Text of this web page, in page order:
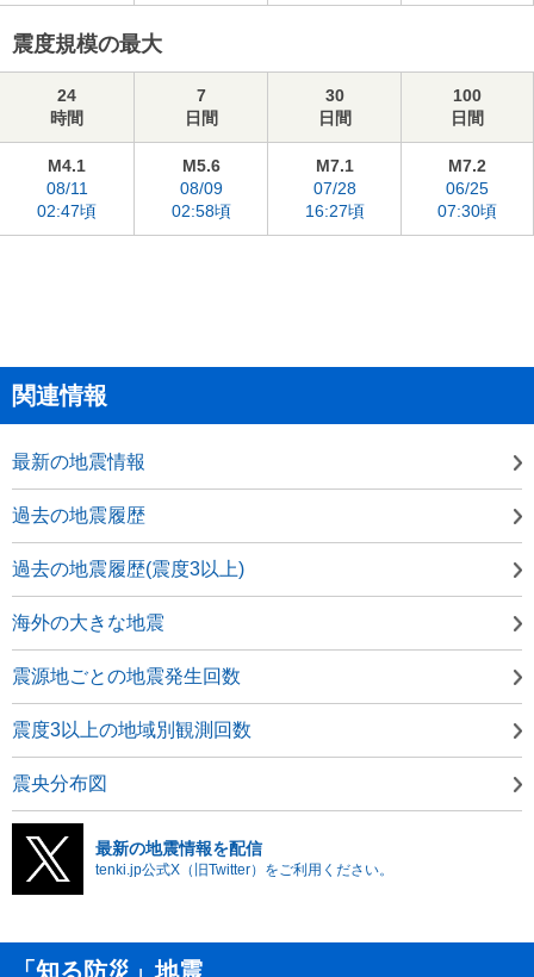
震度規模の最大
24
時間
7
日間
30
日間
100
日間
M4.1
08/11
02:47頃
M5.6
08/09
02:58頃
M7.1
07/28
16:27頃
M7.2
06/25
07:30頃
関連情報
最新の地震情報
過去の地震履歴
過去の地震履歴(震度3以上)
海外の大きな地震
震源地ごとの地震発生回数
震度3以上の地域別観測回数
震央分布図
最新の地震情報を配信
tenki.jp公式X（旧Twitter）をご利用ください。
「知る防災」地震